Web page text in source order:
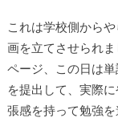
これは学校側から
画を立てさせられ
ページ、この日は
を提出して、実際
張感を持って勉強